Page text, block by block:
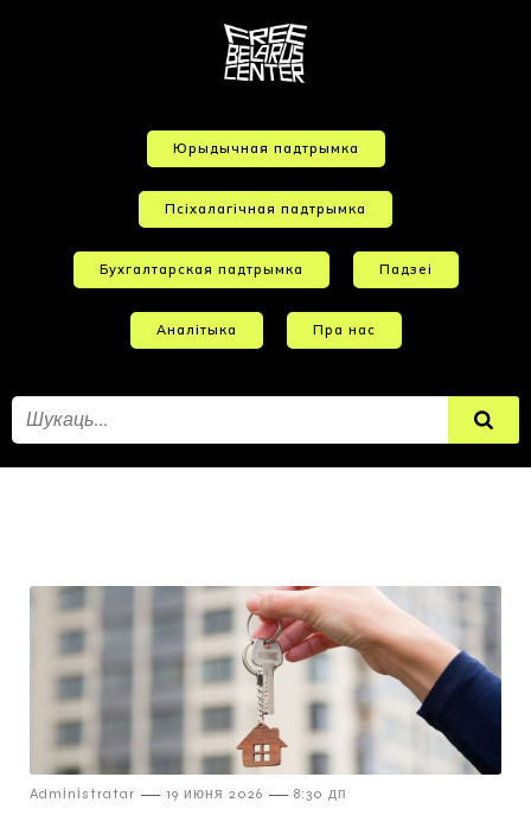
Юрыдычная падтрымка
Псіхалагічная падтрымка
Бухгалтарская падтрымка Падзеі
Аналітыка Пра нас
Admіnіstratar — 19 июня 2026 — 8:30 дп